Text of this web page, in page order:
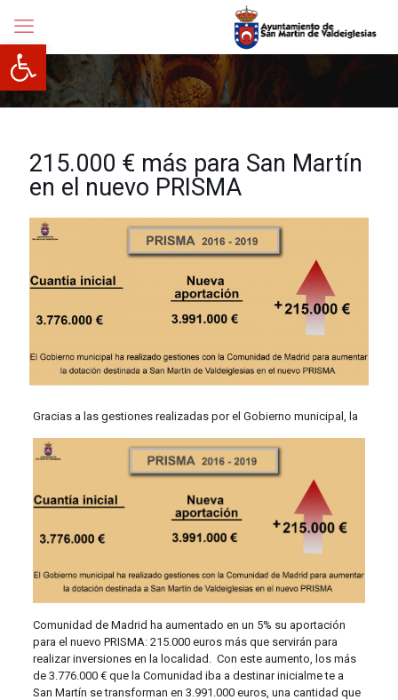
Abrir barra de herramientas
215.000 € más para San Martín
en el nuevo PRISMA
Gracias a las gestiones realizadas por el Gobierno municipal, la
Comunidad de Madrid ha aumentado en un 5% su aportación
para el nuevo PRISMA: 215.000 euros más que servirán para
realizar inversiones en la localidad. Con este aumento, los más
de 3.776.000 € que la Comunidad iba a destinar inicialme te a
San Martín se transforman en 3.991.000 euros, una cantidad que